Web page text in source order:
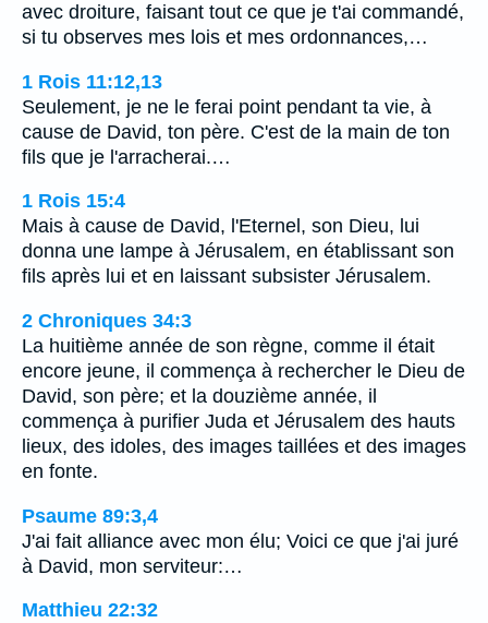
avec droiture, faisant tout ce que je t'ai commandé,
si tu observes mes lois et mes ordonnances,…
1 Rois 11:12,13
Seulement, je ne le ferai point pendant ta vie, à
cause de David, ton père. C'est de la main de ton
fils que je l'arracherai.…
1 Rois 15:4
Mais à cause de David, l'Eternel, son Dieu, lui
donna une lampe à Jérusalem, en établissant son
fils après lui et en laissant subsister Jérusalem.
2 Chroniques 34:3
La huitième année de son règne, comme il était
encore jeune, il commença à rechercher le Dieu de
David, son père; et la douzième année, il
commença à purifier Juda et Jérusalem des hauts
lieux, des idoles, des images taillées et des images
en fonte.
Psaume 89:3,4
J'ai fait alliance avec mon élu; Voici ce que j'ai juré
à David, mon serviteur:…
Matthieu 22:32